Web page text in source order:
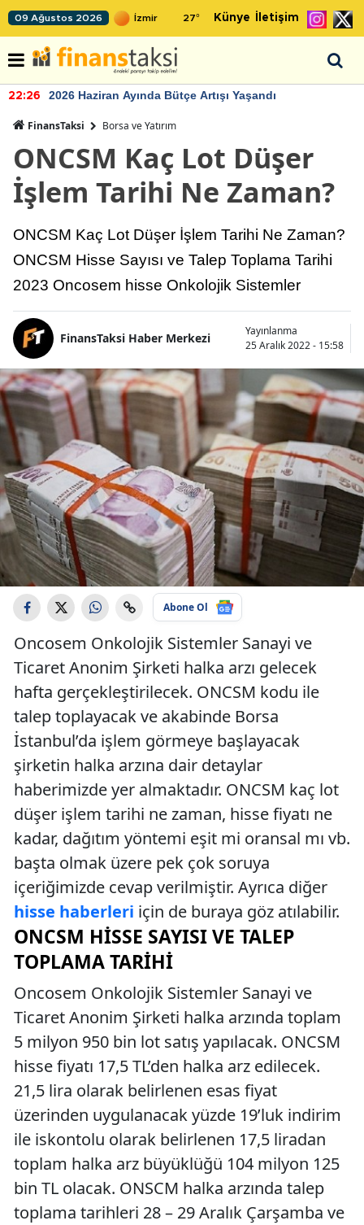
09 Ağustos 2026 27° Künye İletişim
22:26 2026 Haziran Ayında Bütçe Artışı Yaşandı
FinansTaksi Borsa ve Yatırım
ONCSM Kaç Lot Düşer
İşlem Tarihi Ne Zaman?
ONCSM Kaç Lot Düşer İşlem Tarihi Ne Zaman?
ONCSM Hisse Sayısı ve Talep Toplama Tarihi
2023 Oncosem hisse Onkolojik Sistemler
FinansTaksi Haber Merkezi
Yayınlanma
25 Aralık 2022 - 15:58
Abone Ol
Oncosem Onkolojik Sistemler Sanayi ve
Ticaret Anonim Şirketi halka arzı gelecek
hafta gerçekleştirilecek. ONCSM kodu ile
talep toplayacak ve akabinde Borsa
İstanbul’da işlem görmeye başlayacak
şirketin halka arzına dair detaylar
haberimizde yer almaktadır. ONCSM kaç lot
düşer işlem tarihi ne zaman, hisse fiyatı ne
kadar, dağıtım yöntemi eşit mi oransal mı vb.
başta olmak üzere pek çok soruya
içeriğimizde cevap verilmiştir. Ayrıca diğer
hisse haberleri için de buraya göz atılabilir.
ONCSM HISSE SAYISI VE TALEP
TOPLAMA TARIHI
Oncosem Onkolojik Sistemler Sanayi ve
Ticaret Anonim Şirketi halka arzında toplam
5 milyon 950 bin lot satış yapılacak. ONCSM
hisse fiyatı 17,5 TL’den halka arz edilecek.
21,5 lira olarak belirlenen esas fiyat
üzerinden uygulanacak yüzde 19’luk indirim
ile iskontolu olarak belirlenen 17,5 liradan
toplam halka arz büyüklüğü 104 milyon 125
bin TL olacak. ONSCM halka arzında talep
toplama tarihleri 28 – 29 Aralık Çarşamba ve